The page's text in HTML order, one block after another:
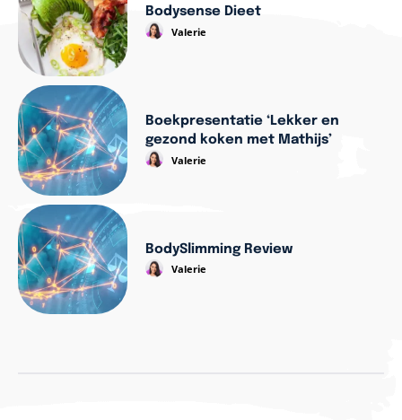
Bodysense Dieet
Valerie
Boekpresentatie ‘Lekker en
gezond koken met Mathijs’
Valerie
BodySlimming Review
Valerie